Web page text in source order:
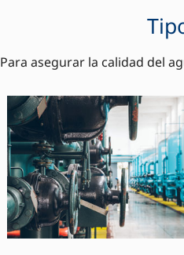
Para asegurar la calidad del